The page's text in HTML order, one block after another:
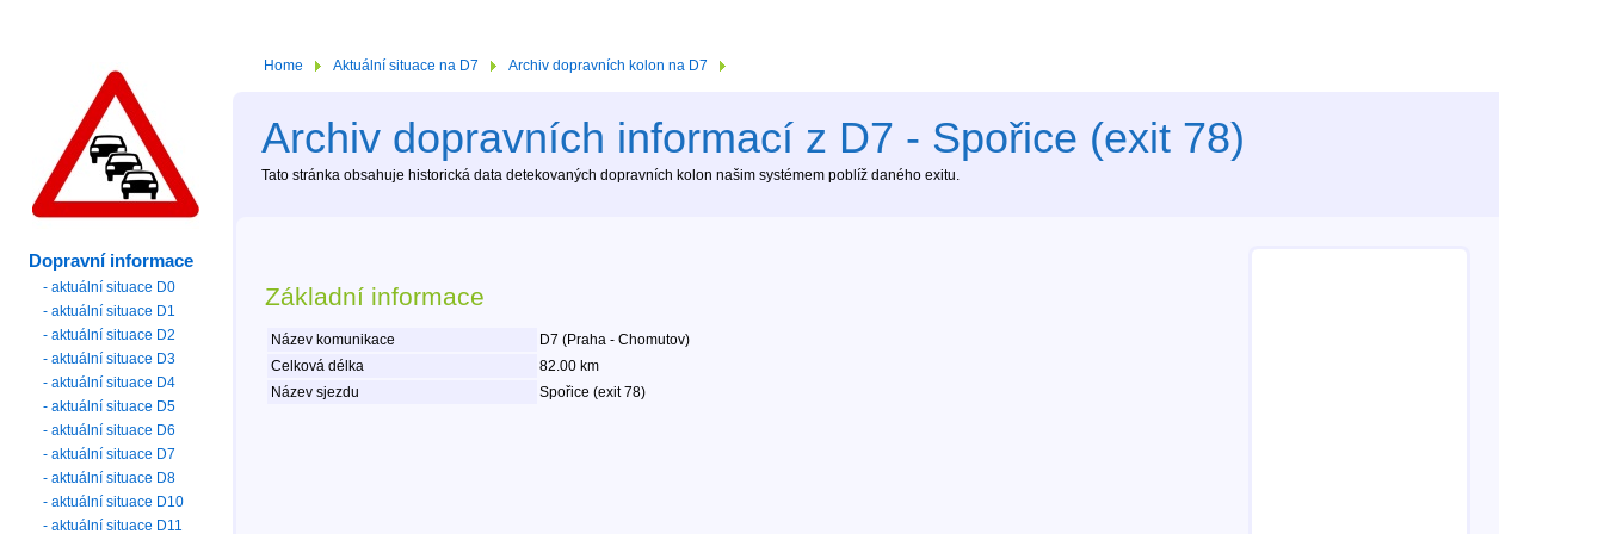
Home Aktuální situace na D7 Archiv dopravních kolon na D7
Archiv dopravních informací z D7 - Spořice (exit 78)
Tato stránka obsahuje historická data detekovaných dopravních kolon našim systémem poblíž daného exitu.
Základní informace
Název komunikace
D7 (Praha - Chomutov)
Celková délka
82.00 km
Název sjezdu
Spořice (exit 78)
Dopravní informace
- aktuální situace D0
- aktuální situace D1
- aktuální situace D2
- aktuální situace D3
- aktuální situace D4
- aktuální situace D5
- aktuální situace D6
- aktuální situace D7
- aktuální situace D8
- aktuální situace D10
- aktuální situace D11